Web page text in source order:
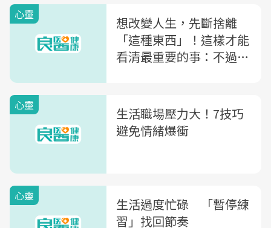
心靈
想改變人生，先斷捨離
「這種東西」！這樣才能
看清最重要的事：不過度
心靈
生活職場壓力大！7技巧
避免情緒爆衝
心靈
生活過度忙碌 「暫停練
習」找回節奏